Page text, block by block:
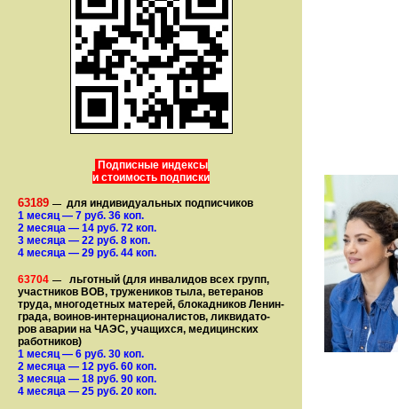
Подписные индексы
и стоимость подписки
63189 — для индивидуальных подписчиков
1 месяц— 7 руб. 36 коп.
2 месяца — 14 руб. 72 коп.
3 месяца — 22 руб. 8 коп.
4 месяца — 29 руб. 44 коп.
63704 —
льготный (для ин­ва­лидов всех групп,
участ­ников ВОВ, труже­ни­ков тыла, ветеранов
труда, мно­го­­детных матерей, бло­­кад­ни­ков Ле­нин­
града, воинов-интернаци­о­на­­ли­стов, лик­ви­да­то­
ров аварии на ЧАЭС, уча­щихся, медицинских
работников)
1 месяц— 6 руб. 30 коп.
2 месяца — 12 руб. 60 коп.
3 месяца — 18 руб. 90 коп.
4 месяца — 25 руб. 20 коп.